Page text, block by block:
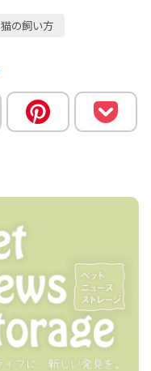
猫の飼い方